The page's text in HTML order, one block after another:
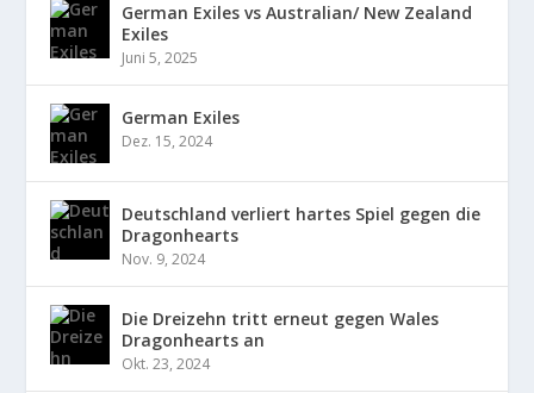
German Exiles vs Australian/ New Zealand
Exiles
Juni 5, 2025
German Exiles
Dez. 15, 2024
Deutschland verliert hartes Spiel gegen die
Dragonhearts
Nov. 9, 2024
Die Dreizehn tritt erneut gegen Wales
Dragonhearts an
Okt. 23, 2024